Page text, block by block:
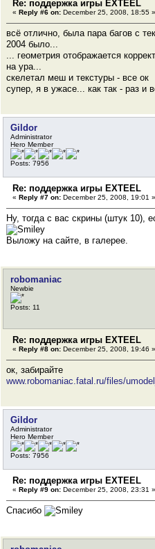
Re: поддержка игры EXTEEL
« Reply #6 on: December 25, 2008, 18:55 »
всё отлично, была пара багов с
2004 было...
... геометрия отображается
на ура...
скелетал меш и текстуры - все ок
супер, я в ужасе... как так - раз и
Gildor
Administrator
Hero Member
Posts: 7956
Re: поддержка игры EXTEEL
« Reply #7 on: December 25, 2008, 19:01 »
Ну, тогда с вас скрины (штук 10),
Выложу на сайте, в галерее.
robomaniac
Newbie
Posts: 11
Re: поддержка игры EXTEEL
« Reply #8 on: December 25, 2008, 19:46 »
ок, забирайте
www.robomaniac.fatal.ru/files/
Gildor
Administrator
Hero Member
Posts: 7956
Re: поддержка игры EXTEEL
« Reply #9 on: December 25, 2008, 23:31 »
Спасибо